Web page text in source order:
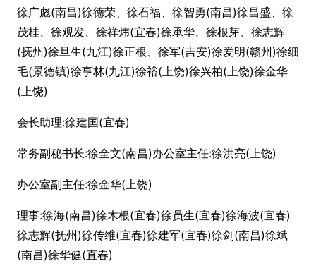
徐广彪(南昌)徐德荣、徐石福、徐智勇(南昌)徐昌盛、徐
茂桂、徐观发、徐祥炜(宜春)徐承华、徐根芽、徐志辉
(抚州)徐旦生(九江)徐正根、徐军(吉安)徐爱明(赣州)徐细
毛(景德镇)徐亨林(九江)徐裕(上饶)徐兴柏(上饶)徐金华
(上饶)
会长助理:徐建国(宜春)
常务副秘书长:徐全文(南昌)办公室主任:徐洪亮(上饶)
办公室副主任:徐金华(上饶)
理事:徐海(南昌)徐木根(宜春)徐员生(宜春)徐海波(宜春)
徐志辉(抚州)徐传维(宜春)徐建军(宜春)徐剑(南昌)徐斌
(南昌)徐华健(直春)